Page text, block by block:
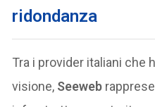
ridondanza
Tra i provider italiani che
visione, Seeweb